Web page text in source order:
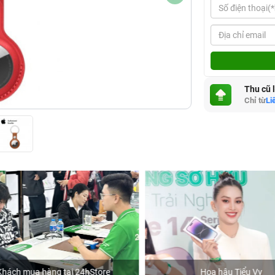
Thu cũ
Chỉ từ
mua hàng tại 24hStore Hoa hậu Tiểu Vy